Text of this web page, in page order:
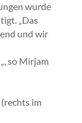
wurde
„Das
und wir
„, so Mirjam
im